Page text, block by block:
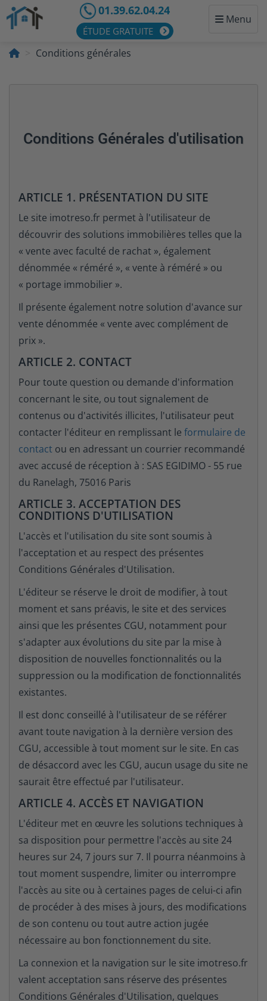
Menu
01.39.62.04.24
ÉTUDE GRATUITE
Conditions générales
Conditions Générales d'utilisation
ARTICLE 1. PRÉSENTATION DU SITE
Le site imotreso.fr permet à l'utilisateur de
découvrir des solutions immobilières telles que la
« vente avec faculté de rachat », également
dénommée « réméré », « vente à réméré » ou
« portage immobilier ».
Il présente également notre solution d'avance sur
vente dénommée « vente avec complément de
prix ».
ARTICLE 2. CONTACT
Pour toute question ou demande d'information
concernant le site, ou tout signalement de
contenus ou d'activités illicites, l'utilisateur peut
contacter l'éditeur en remplissant le formulaire de
contact ou en adressant un courrier recommandé
avec accusé de réception à : SAS EGIDIMO - 55 rue
du Ranelagh, 75016 Paris
ARTICLE 3. ACCEPTATION DES
CONDITIONS D'UTILISATION
L'accès et l'utilisation du site sont soumis à
l'acceptation et au respect des présentes
Conditions Générales d'Utilisation.
L'éditeur se réserve le droit de modifier, à tout
moment et sans préavis, le site et des services
ainsi que les présentes CGU, notamment pour
s'adapter aux évolutions du site par la mise à
disposition de nouvelles fonctionnalités ou la
suppression ou la modification de fonctionnalités
existantes.
Il est donc conseillé à l'utilisateur de se référer
avant toute navigation à la dernière version des
CGU, accessible à tout moment sur le site. En cas
de désaccord avec les CGU, aucun usage du site ne
saurait être effectué par l'utilisateur.
ARTICLE 4. ACCÈS ET NAVIGATION
L'éditeur met en œuvre les solutions techniques à
sa disposition pour permettre l'accès au site 24
heures sur 24, 7 jours sur 7. Il pourra néanmoins à
tout moment suspendre, limiter ou interrompre
l'accès au site ou à certaines pages de celui-ci afin
de procéder à des mises à jours, des modifications
de son contenu ou tout autre action jugée
nécessaire au bon fonctionnement du site.
La connexion et la navigation sur le site imotreso.fr
valent acceptation sans réserve des présentes
Conditions Générales d'Utilisation, quelques